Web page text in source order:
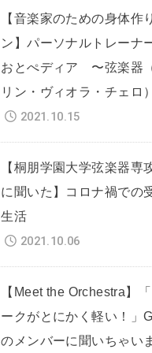
【音楽家のための身体作
ン】パーソナルトレーナ
おとぺディア 〜弦楽器
リン・ヴィオラ・チェロ
2021.10.15
【桐朋学園大学弦楽器専
に聞いた】コロナ禍での
生活
2021.10.06
【Meet the Orchestra】
ークがとにかく軽い！」
のメンバーに聞いちゃい